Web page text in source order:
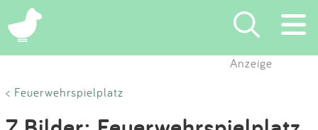
×
Anzeige
< Feuerwehrspielplatz